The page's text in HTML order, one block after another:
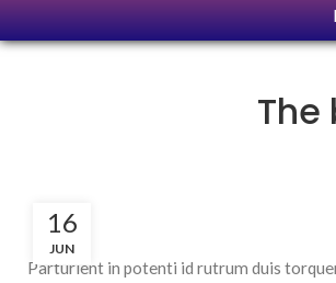
The
16
JUN
Parturient in potenti id rutrum duis